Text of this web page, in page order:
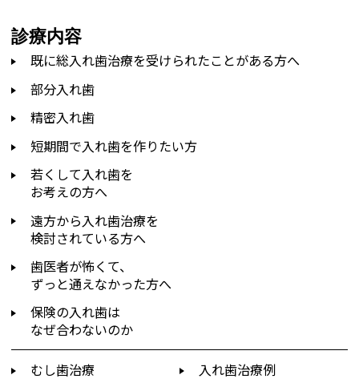
診療内容
既に総入れ歯治療を受けられたことがある方へ
部分入れ歯
精密入れ歯
短期間で入れ歯を作りたい方
若くして入れ歯を
お考えの方へ
遠方から入れ歯治療を
検討されている方へ
歯医者が怖くて、
ずっと通えなかった方へ
保険の入れ歯は
なぜ合わないのか
むし歯治療
入れ歯治療例